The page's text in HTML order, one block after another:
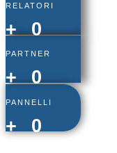
RELATORI
+ 0
PARTNER
+ 0
PANNELLI
+ 0